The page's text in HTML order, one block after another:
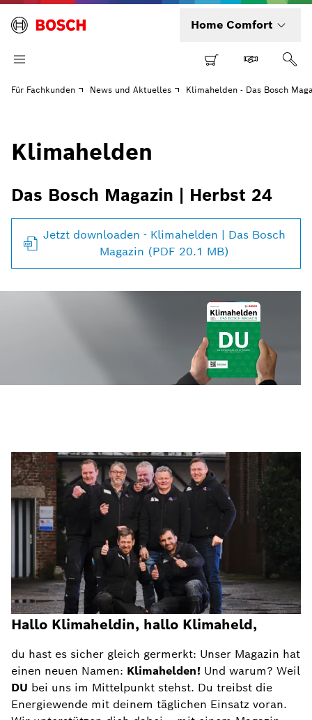
Home Comfort
Für Fachkunden News und Aktuelles Klimahelden - Das Bosch
Klimahelden
Das Bosch Magazin | Herbst 24
Jetzt downloaden - Klimahelden | Das Bosch
Magazin (PDF 20.1 MB)
Hallo Klimaheldin, hallo Klimaheld,
du hast es sicher gleich germerkt: Unser Magazin hat
einen neuen Namen: Klimahelden! Und warum? Weil
DU bei uns im Mittelpunkt stehst. Du treibst die
Energiewende mit deinem täglichen Einsatz voran.